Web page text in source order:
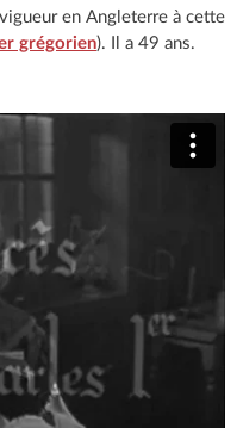
en Angleterre à cette
grégorien). Il a 49 ans.